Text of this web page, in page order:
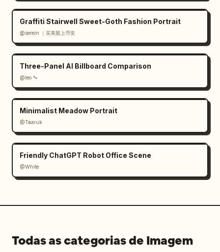
Graffiti Stairwell Sweet-Goth Fashion Portrait
@serein ｜买美股上币安
Three-Panel AI Billboard Comparison
@leo 🐾
Minimalist Meadow Portrait
@Taaruk
Friendly ChatGPT Robot Office Scene
@White
Todas as categorias de Imagem